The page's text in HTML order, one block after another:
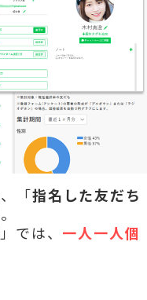
「指名した友だち
」では、 一人一人個